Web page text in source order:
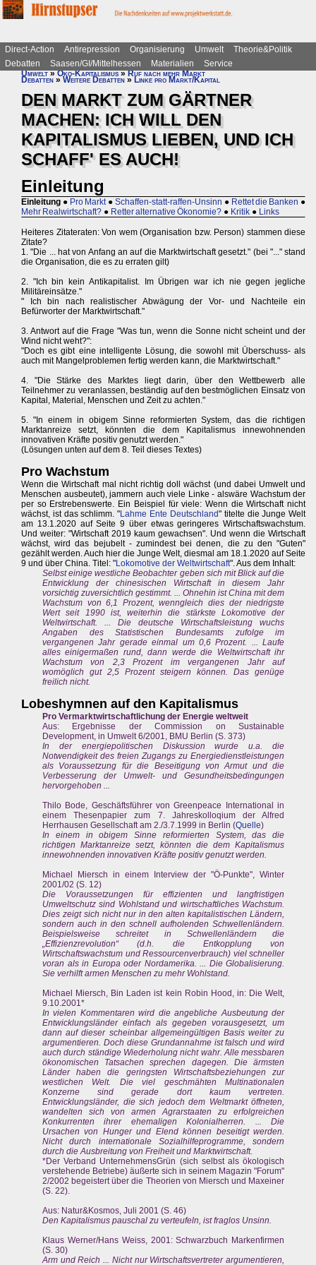
Direct-Action Antirepression Organisierung Umwelt
Theorie&Politik
Debatten
Saasen/GI/Mittelhessen Materialien
Service
Umwelt»Öko-Kapitalismus»Ruf nach mehr Markt
Debatten » Weitere Debatten » Linke pro Markt/Kapital
DEN MARKT ZUM GÄRTNER
MACHEN: ICH WILL DEN
KAPITALISMUS LIEBEN, UND ICH
SCHAFF' ES AUCH!
Einleitung
Einleitung ● Pro Markt ● Schaffen-statt-raffen-Unsinn ● Rettet die Banken ●
Mehr Realwirtschaft? ● Retter alternative Ökonomie? ● Kritik ● Links
Heiteres Zitateraten: Von wem (Organisation bzw. Person) stammen diese
Zitate?
1. "Die ... hat von Anfang an auf die Marktwirtschaft gesetzt." (bei "..." stand
die Organisation, die es zu erraten gilt)
2. "Ich bin kein Antikapitalist. Im Übrigen war ich nie gegen jegliche
Militäreinsätze."
" Ich bin nach realistischer Abwägung der Vor- und Nachteile ein
Befürworter der Marktwirtschaft."
3. Antwort auf die Frage "Was tun, wenn die Sonne nicht scheint und der
Wind nicht weht?":
"Doch es gibt eine intelligente Lösung, die sowohl mit Überschuss- als
auch mit Mangelproblemen fertig werden kann, die Marktwirtschaft."
4. "Die Stärke des Marktes liegt darin, über den Wettbewerb alle
Teilnehmer zu veranlassen, beständig auf den bestmöglichen Einsatz von
Kapital, Material, Menschen und Zeit zu achten."
5. "In einem in obigem Sinne reformierten System, das die richtigen
Marktanreize setzt, könnten die dem Kapitalismus innewohnenden
innovativen Kräfte positiv genutzt werden."
(Lösungen unten auf dem 8. Teil dieses Textes)
Pro Wachstum
Wenn die Wirtschaft mal nicht richtig doll wächst (und dabei Umwelt und
Menschen ausbeutet), jammern auch viele Linke - alswäre Wachstum der
per so Erstrebenswerte. Ein Beispiel für viele: Wenn die Wirtschaft nicht
wächst, ist das schlimm. "Lahme Ente Deutschland" titelte die Junge Welt
am 13.1.2020 auf Seite 9 über etwas geringeres Wirtschaftswachstum.
Und weiter: "Wirtschaft 2019 kaum gewachsen". Und wenn die Wirtschaft
wächst, wird das bejubelt - zumindest bei denen, die zu den "Guten"
gezählt werden. Auch hier die Junge Welt, diesmal am 18.1.2020 auf Seite
9 und über China. Titel: "Lokomotive der Weltwirtschaft". Aus dem Inhalt:
Selbst einige westliche Beobachter geben sich mit Blick auf die
Entwicklung der chinesischen Wirtschaft in diesem Jahr
vorsichtig zuversichtlich gestimmt. ... Ohnehin ist China mit dem
Wachstum von 6,1 Prozent, wenngleich dies der niedrigste
Wert seit 1990 ist, weiterhin die stärkste Lokomotive der
Weltwirtschaft. ... Die deutsche Wirtschaftsleistung wuchs
Angaben des Statistischen Bundesamts zufolge im
vergangenen Jahr gerade einmal um 0,6 Prozent. ... Laufe
alles einigermaßen rund, dann werde die Weltwirtschaft ihr
Wachstum von 2,3 Prozent im vergangenen Jahr auf
womöglich gut 2,5 Prozent steigern können. Das genüge
freilich nicht.
Lobeshymnen auf den Kapitalismus
Pro Vermarktwirtschaftlichung der Energie weltweit
Aus: Ergebnisse der Commission on Sustainable
Development, in Umwelt 6/2001, BMU Berlin (S. 373)
In der energiepolitischen Diskussion wurde u.a. die
Notwendigkeit des freien Zugangs zu Energiedienstleistungen
als Voraussetzung für die Beseitigung von Armut und die
Verbesserung der Umwelt- und Gesundheitsbedingungen
hervorgehoben ...
Thilo Bode, Geschäftsführer von Greenpeace International in
einem Thesenpapier zum 7. Jahreskolloqium der Alfred
Herrhausen Gesellschaft am 2./3.7.1999 in Berlin (Quelle)
In einem in obigem Sinne reformierten System, das die
richtigen Marktanreize setzt, könnten die dem Kapitalismus
innewohnenden innovativen Kräfte positiv genutzt werden.
Michael Miersch in einem Interview der "Ö-Punkte", Winter
2001/02 (S. 12)
Die Voraussetzungen für effizienten und langfristigen
Umweltschutz sind Wohlstand und wirtschaftliches Wachstum.
Dies zeigt sich nicht nur in den alten kapitalistischen Ländern,
sondern auch in den schnell aufholenden Schwellenländern.
Beispielsweise schreitet in Schwellenländern die
„Effizienzrevolution“ (d.h. die Entkopplung von
Wirtschaftswachstum und Ressourcenverbrauch) viel schneller
voran als in Europa oder Nordamerika. ... Die Globalisierung.
Sie verhilft armen Menschen zu mehr Wohlstand.
Michael Miersch, Bin Laden ist kein Robin Hood, in: Die Welt,
9.10.2001*
In vielen Kommentaren wird die angebliche Ausbeutung der
Entwicklungsländer einfach als gegeben vorausgesetzt, um
dann auf dieser scheinbar allgemeingültigen Basis weiter zu
argumentieren. Doch diese Grundannahme ist falsch und wird
auch durch ständige Wiederholung nicht wahr. Alle messbaren
ökonomischen Tatsachen sprechen dagegen. Die ärmsten
Länder haben die geringsten Wirtschaftsbeziehungen zur
westlichen Welt. Die viel geschmähten Multinationalen
Konzerne sind gerade dort kaum vertreten.
Entwicklungsländer, die sich jedoch dem Weltmarkt öffneten,
wandelten sich von armen Agrarstaaten zu erfolgreichen
Konkurrenten ihrer ehemaligen Kolonialherren. ... Die
Ursachen von Hunger und Elend können beseitigt werden.
Nicht durch internationale Sozialhilfeprogramme, sondern
durch die Ausbreitung von Freiheit und Marktwirtschaft.
*Der Verband UnternehmensGrün (sich selbst als ökologisch
verstehende Betriebe) äußerte sich in seinem Magazin "Forum"
2/2002 begeistert über die Theorien von Miersch und Maxeiner
(S. 22).
Aus: Natur&Kosmos, Juli 2001 (S. 46)
Den Kapitalismus pauschal zu verteufeln, ist fraglos Unsinn.
Klaus Werner/Hans Weiss, 2001: Schwarzbuch Markenfirmen
(S. 30)
Arm und Reich ... Nicht nur Wirtschaftsvertreter argumentieren,